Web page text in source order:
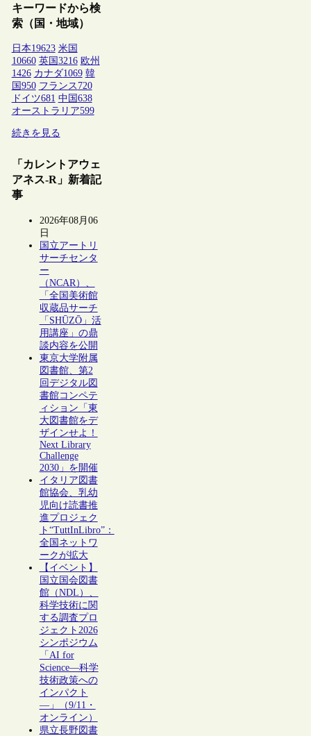
キーワードから検
索（国・地域）
日本19623 米国
10660 英国 3216 欧州
1426 カナダ1069 韓
国 950 フランス 720
ドイツ681 中国 638
オーストラリア599
続きを見る
「カレントアウェ
アネス-R」新着記
事
2026年08月06
日
国立アートリ
サーチセンタ
ー
（NCAR）、
「全国美術館
収蔵品サーチ
「SHŪZŌ」活
用講座」の鼎
談内容を公開
東京大学附属
図書館、第2
回デジタル図
書館コンペテ
ィション「東
大図書館をデ
ザインせよ！
Next Library
Challenge
2030」を開催
イタリア図書
館協会、乳幼
児向け読書推
進プロジェク
ト“TuttInLibro”：
全国ネットワ
ークが拡大
【イベント】
国立国会図書
館（NDL）、
科学技術に関
する調査プロ
ジェクト2026
シンポジウム
「AI for
Science―科学
技術政策への
インパクト
―」（9/11・
オンライン）
県立長野図書